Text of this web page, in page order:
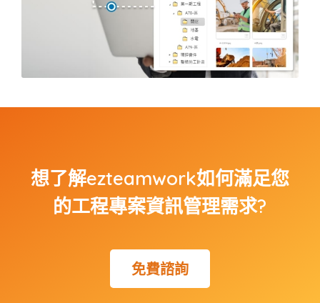
想了解ezteamwork如何滿足您
的工程專案資訊管理需求?
免費諮詢